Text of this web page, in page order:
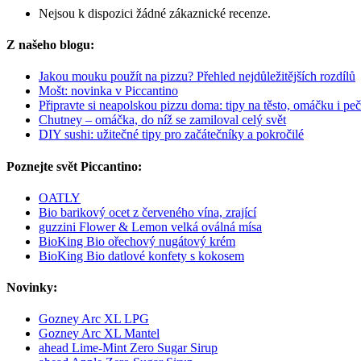
Nejsou k dispozici žádné zákaznické recenze.
Z našeho blogu:
Jakou mouku použít na pizzu? Přehled nejdůležitějších rozdílů
Mošt: novinka v Piccantino
Připravte si neapolskou pizzu doma: tipy na těsto, omáčku i
Chutney – omáčka, do níž se zamiloval celý svět
DIY sushi: užitečné tipy pro začátečníky a pokročilé
Poznejte svět Piccantino:
OATLY
Bio barikový ocet z červeného vína, zrající
guzzini Flower & Lemon velká oválná mísa
BioKing Bio ořechový nugátový krém
BioKing Bio datlové konfety s kokosem
Novinky:
Gozney Arc XL LPG
Gozney Arc XL Mantel
ahead Lime-Mint Zero Sugar Sirup